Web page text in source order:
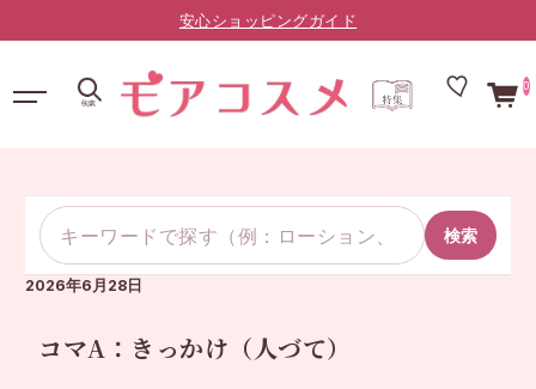
0
検索
2026年6月28日
コマA：きっかけ（人づて）
安心ショッピングガイド